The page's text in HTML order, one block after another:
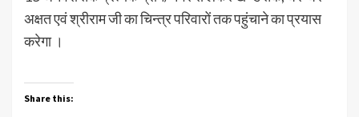
अक्षत एवं श्रीराम जी का चिन्त्र परिवारों तक पहुंचाने का प्रयास
करेगा ।
Share this: